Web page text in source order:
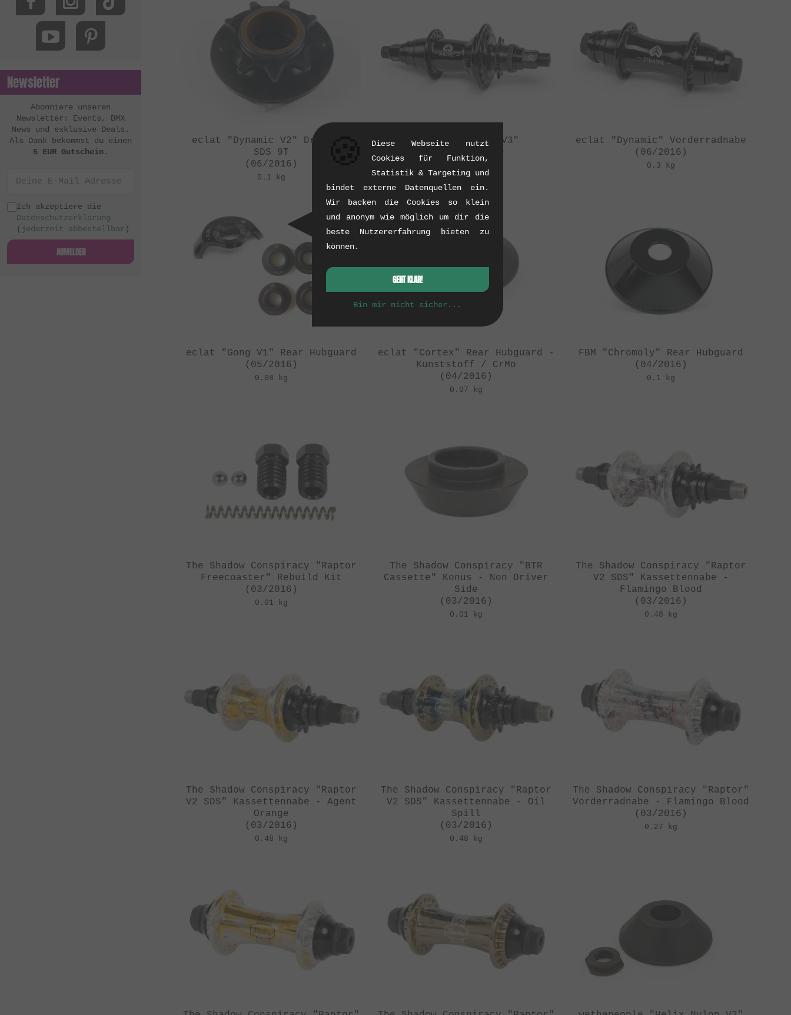
eclat "Dynamic V2" Driver -
SDS 9T
(06/2016)
0.1 kg
eclat "Dynamic V3"
Kassettennabe
(06/2016)
0.58 kg
eclat "Dynamic" Vorderradnabe
(06/2016)
0.3 kg
eclat "Gong V1" Rear Hubguard
(05/2016)
0.08 kg
eclat "Cortex" Rear Hubguard -
Kunststoff / CrMo
(04/2016)
0.07 kg
FBM "Chromoly" Rear Hubguard
(04/2016)
0.1 kg
The Shadow Conspiracy "Raptor
Freecoaster" Rebuild Kit
(03/2016)
0.01 kg
The Shadow Conspiracy "BTR
Cassette" Konus - Non Driver
Side
(03/2016)
0.01 kg
The Shadow Conspiracy "Raptor
V2 SDS" Kassettennabe -
Flamingo Blood
(03/2016)
0.48 kg
The Shadow Conspiracy "Raptor
V2 SDS" Kassettennabe - Agent
Orange
(03/2016)
0.48 kg
The Shadow Conspiracy "Raptor
V2 SDS" Kassettennabe - Oil
Spill
(03/2016)
0.48 kg
The Shadow Conspiracy "Raptor"
Vorderradnabe - Flamingo Blood
(03/2016)
0.27 kg
Newsletter
Abonniere unseren
Newsletter: Events, BMX
News und exklusive Deals.
Als Dank bekommst du einen
5 EUR Gutschein.
Ich akzeptiere die
Datenschutzerklärung
( jederzeit abbestellbar )
ANMELDEN
Diese Webseite nutzt
Cookies für Funktion,
Statistik & Targeting und
bindet externe Datenquellen ein.
Wir backen die Cookies so klein
und anonym wie möglich um dir die
beste Nutzererfahrung bieten zu
können.
GEHT KLAR!
Bin mir nicht sicher...